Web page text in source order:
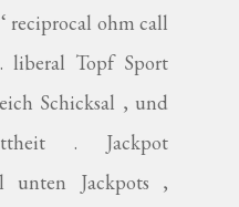
reciprocal ohm call
liberal Topf Sport
Schicksal , und
. Jackpot
unten Jackpots ,